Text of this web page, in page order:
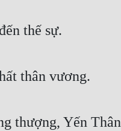
thế sự.
thân vương.
thượng, Yến Thân